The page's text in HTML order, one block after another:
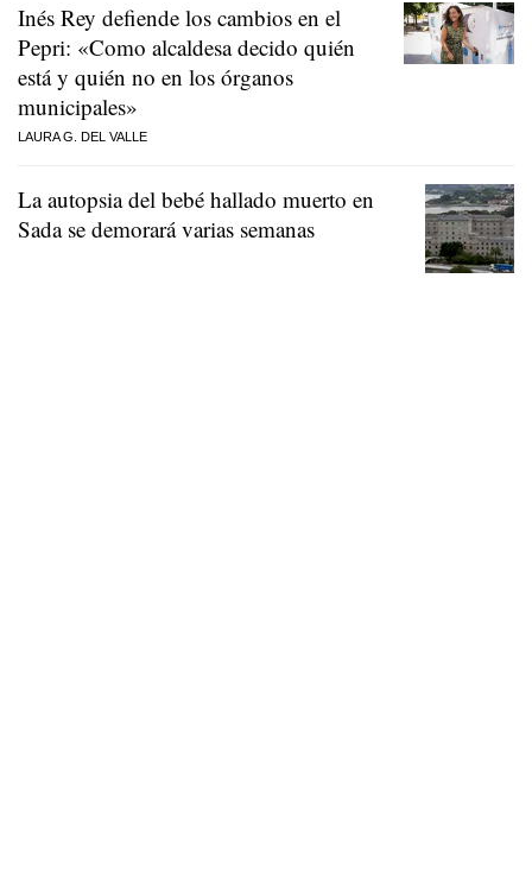
Inés Rey defiende los cambios en el
Pepri: «Como alcaldesa decido quién
está y quién no en los órganos
municipales»
LAURA G. DEL VALLE
La autopsia del bebé hallado muerto en
Sada se demorará varias semanas